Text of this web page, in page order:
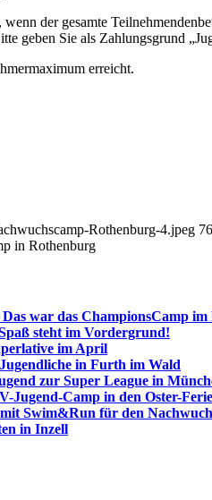
der gesamte
geben Sie als Zahlungsgrund
erreicht.
Rothenburg-4.jpeg
in Rothenburg
war das ChampionsCamp im
steht im Vordergrund!
im April
in Furth im Wald
zur Super League in
Jugend-Camp in den Oster-
Swim&Run für den
in Inzell